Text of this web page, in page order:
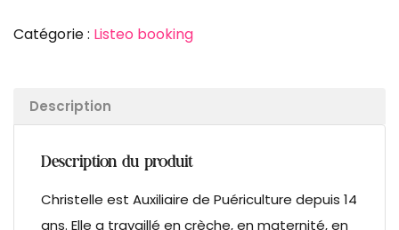
Catégorie : Listeo booking
Description
Description du produit
Christelle est Auxiliaire de Puériculture depuis 14
ans. Elle a travaillé en crèche, en maternité, en